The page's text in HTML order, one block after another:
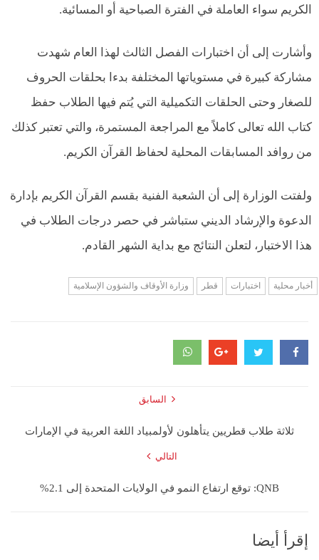
الكريم سواء العاملة في الفترة الصباحية أو المسائية.
وأشارت إلى أن اختبارات الفصل الثالث لهذا العام شهدت
مشاركة كبيرة في مستوياتها المختلفة بدءا بحلقات الحروف
للصغار وحتى الحلقات التكميلية التي يُتم فيها الطلاب حفظ
كتاب الله تعالى كاملاً مع المراجعة المستمرة، والتي تعتبر كذلك
من روافد المسابقات المحلية لحفاظ القرآن الكريم.
ولفتت الوزارة إلى أن الشعبة الفنية بقسم القرآن الكريم بإدارة
الدعوة والإرشاد الديني ستباشر في حصر درجات الطلاب في
هذا الاختبار، لتعلن النتائج مع بداية الشهر القادم.
أخبار محلية اختبارات قطر وزارة الأوقاف والشؤون الإسلامية
السابق
ثلاثة طلاب قطريين يتأهلون لأولمبياد اللغة العربية في الإمارات
التالي
QNB: توقع ارتفاع النمو في الولايات المتحدة إلى 2.1%
إقرأ أيضا